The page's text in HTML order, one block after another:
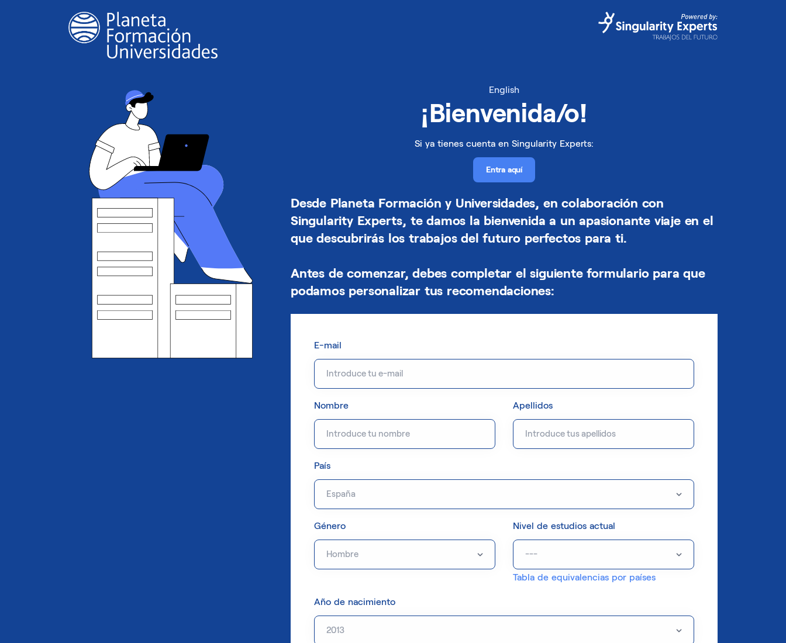
English
¡Bienvenida/o!
Si ya tienes cuenta en Singularity Experts:
Entra aquí
Desde Planeta Formación y Universidades, en colaboración con
Singularity Experts, te damos la bienvenida a un apasionante viaje en el
que descubrirás los trabajos del futuro perfectos para ti.
Antes de comenzar, debes completar el siguiente formulario para que
podamos personalizar tus recomendaciones:
E-mail
Nombre Apellidos
País
Género Nivel de estudios actual
Tabla de equivalencias por países
Año de nacimiento